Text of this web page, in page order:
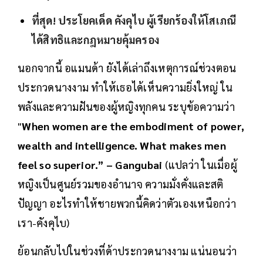
ที่สุด! ประโยคเด็ด คังคุไบ ผู้เรียกร้องให้โสเภณี
ได้สิทธิและกฎหมายคุ้มครอง
นอกจากนี้ อแมนด้า ยังได้เล่าถึงเหตุการณ์ช่วงตอน
ประกวดนางงาม ทำให้เธอได้เห็นความยิ่งใหญ่ ใน
พลังและความฝันของผู้หญิงทุกคน ระบุข้อความว่า
"When women are the embodiment of power,
wealth and intelligence. What makes men
feel so superior.” – Gangubai (แปลว่า ในเมื่อผู้
หญิงเป็นศูนย์รวมของอำนาจ ความมั่งคั่งและสติ
ปัญญา อะไรทำให้ชายพวกนี้คิดว่าตัวเองเหนือกว่า
เรา-คังคุไบ)
ย้อนกลับไปในช่วงที่ด้าประกวดนางงาม แน่นอนว่า